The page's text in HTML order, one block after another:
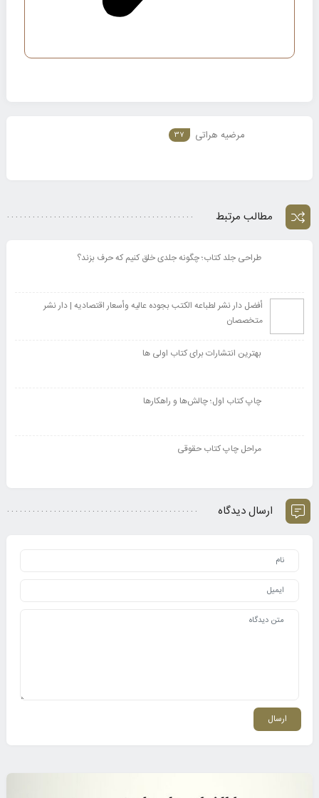
مرضیه هراتی 37
مطالب مرتبط
طراحی جلد کتاب؛ چگونه جلدی خلق کنیم که حرف بزند؟
أفضل دار نشر لطباعه الکتب بجوده عالیه وأسعار اقتصادیه | دار نشر
متخصصان
بهترین انتشارات برای کتاب اولی ها
چاپ کتاب اول؛ چالش‌ها و راهکارها
مراحل چاپ کتاب حقوقی
ارسال دیدگاه